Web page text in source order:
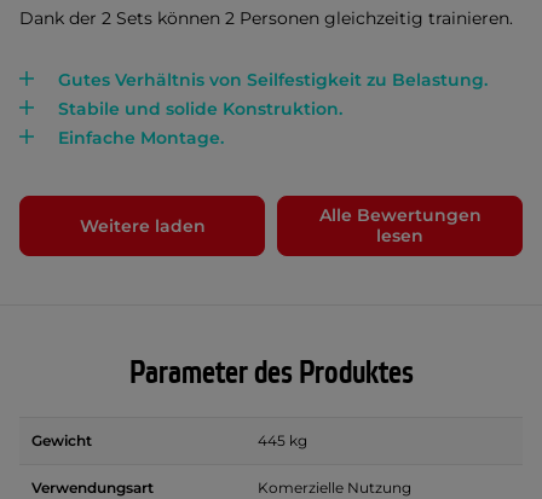
Dank der 2 Sets können 2 Personen gleichzeitig trainieren.
Gutes Verhältnis von Seilfestigkeit zu Belastung.
Stabile und solide Konstruktion.
Einfache Montage.
Weitere laden
Alle Bewertungen
lesen
Parameter des Produktes
Gewicht 445 kg
Verwendungsart Komerzielle Nutzung